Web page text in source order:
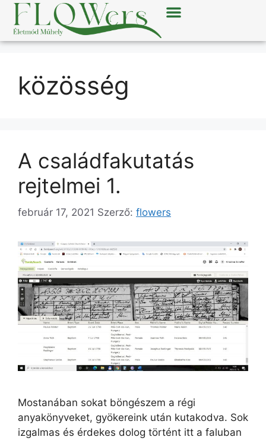
közösség
A családfakutatás
rejtelmei 1.
február 17, 2021 Szerző: flowers
Mostanában sokat böngészem a régi
anyakönyveket, gyökereink után kutakodva. Sok
izgalmas és érdekes dolog történt itt a faluban